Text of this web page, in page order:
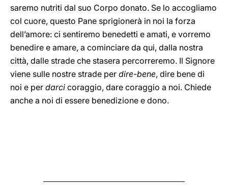
saremo nutriti dal suo Corpo donato. Se lo accogliamo
col cuore, questo Pane sprigionerà in noi la forza
dell’amore: ci sentiremo benedetti e amati, e vorremo
benedire e amare, a cominciare da qui, dalla nostra
città, dalle strade che stasera percorreremo. Il Signore
viene sulle nostre strade per dire-bene, dire bene di
noi e per darci coraggio, dare coraggio a noi. Chiede
anche a noi di essere benedizione e dono.